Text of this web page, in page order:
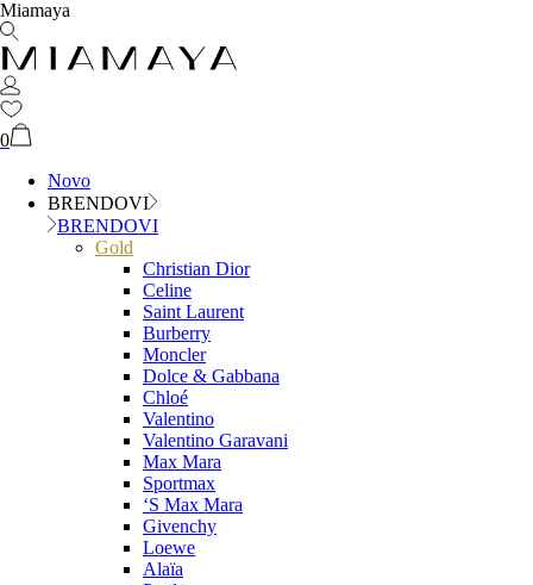
Miamaya
0
Novo
BRENDOVI
BRENDOVI
Gold
Christian Dior
Celine
Saint Laurent
Burberry
Moncler
Dolce & Gabbana
Chloé
Valentino
Valentino Garavani
Max Mara
Sportmax
‘S Max Mara
Givenchy
Loewe
Alaïa